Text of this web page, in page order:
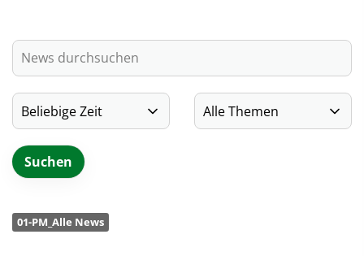
01-PM_Alle News